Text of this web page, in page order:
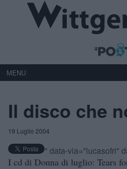
MENU
Il disco che
19 Luglio 2004
" data-via="lucasofri"
I cd di Donna di luglio: Tears